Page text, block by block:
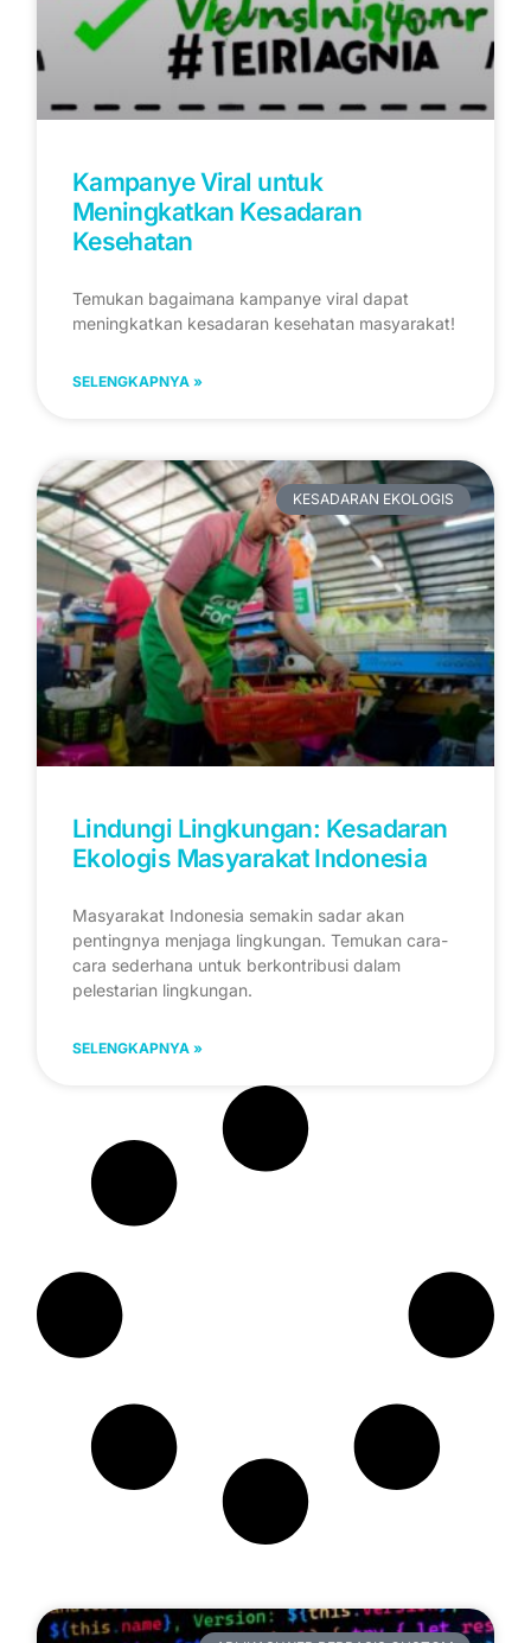
Kampanye Viral untuk
Meningkatkan Kesadaran
Kesehatan
Temukan bagaimana kampanye viral dapat
meningkatkan kesadaran kesehatan masyarakat!
SELENGKAPNYA »
KESADARAN EKOLOGIS
Lindungi Lingkungan: Kesadaran
Ekologis Masyarakat Indonesia
Masyarakat Indonesia semakin sadar akan
pentingnya menjaga lingkungan. Temukan cara-
cara sederhana untuk berkontribusi dalam
pelestarian lingkungan.
SELENGKAPNYA »